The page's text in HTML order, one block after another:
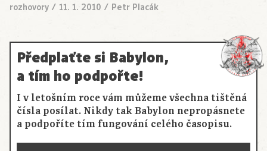
rozhovory / 11. 1. 2010 / Petr Placák
Předplaťte si Babylon,
a tím ho podpořte!
I v letošním roce vám můžeme všechna tištěná
čísla posílat. Nikdy tak Babylon nepropásnete
a podpoříte tím fungování celého časopisu.